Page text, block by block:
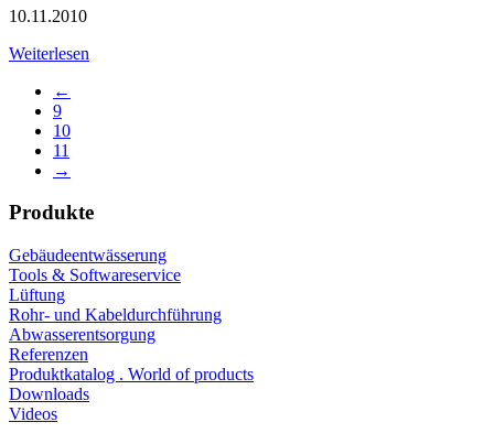
10.11.2010
Weiterlesen
←
9
10
11
→
Produkte
Gebäudeentwässerung
Tools & Softwareservice
Lüftung
Rohr- und Kabeldurchführung
Abwasserentsorgung
Referenzen
Produktkatalog . World of products
Downloads
Videos